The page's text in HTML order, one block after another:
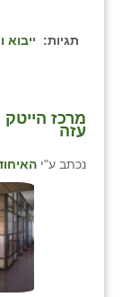
תגיות: ייבוא
מרכז
עזה
נכתב ע"י
כפר מישר
כפר מרדכי
כפר שמריהו